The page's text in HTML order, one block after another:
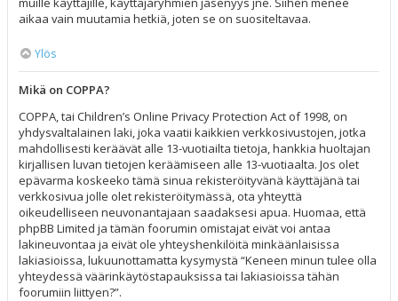
aikaa vain muutamia hetkiä, joten se on suositeltavaa.
Ylös
Mikä on COPPA?
COPPA, tai Children’s Online Privacy Protection Act of 1998, on
yhdysvaltalainen laki, joka vaatii kaikkien verkkosivustojen, jotka
mahdollisesti keräävät alle 13-vuotiailta tietoja, hankkia huoltajan
kirjallisen luvan tietojen keräämiseen alle 13-vuotiaalta. Jos olet
epävarma koskeeko tämä sinua rekisteröityvänä käyttäjänä tai
verkkosivua jolle olet rekisteröitymässä, ota yhteyttä
oikeudelliseen neuvonantajaan saadaksesi apua. Huomaa, että
phpBB Limited ja tämän foorumin omistajat eivät voi antaa
lakineuvontaa ja eivät ole yhteyshenkilöitä minkäänlaisissa
lakiasioissa, lukuunottamatta kysymystä “Keneen minun tulee olla
yhteydessä väärinkäytöstapauksissa tai lakiasioissa tähän
foorumiin liittyen?”.